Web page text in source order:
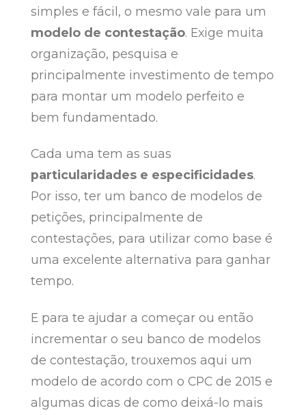
simples e fácil, o mesmo vale para um
modelo de contestação. Exige muita
organização, pesquisa e
principalmente investimento de tempo
para montar um modelo perfeito e
bem fundamentado.
Cada uma tem as suas
particularidades e especificidades.
Por isso, ter um banco de modelos de
petições, principalmente de
contestações, para utilizar como base é
uma excelente alternativa para ganhar
tempo.
E para te ajudar a começar ou então
incrementar o seu banco de modelos
de contestação, trouxemos aqui um
modelo de acordo com o CPC de 2015 e
algumas dicas de como deixá-lo mais